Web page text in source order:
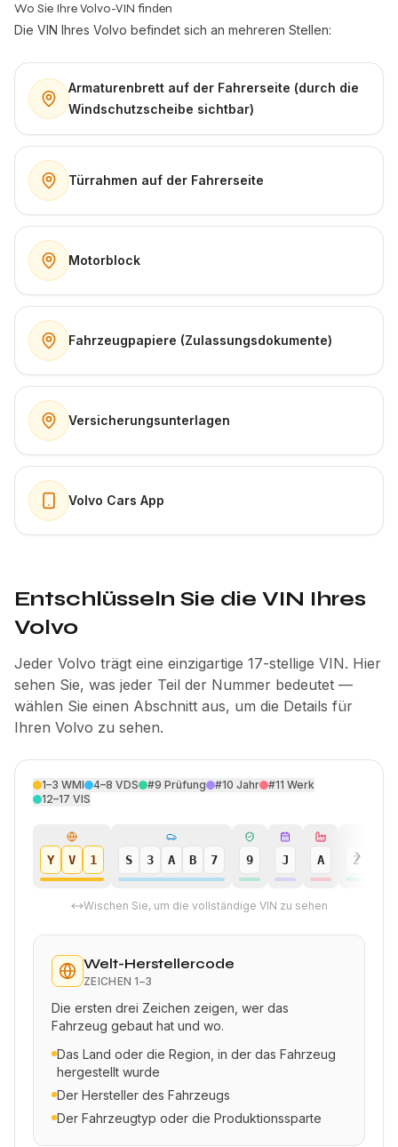
Wo Sie Ihre Volvo-VIN finden
Die VIN Ihres Volvo befindet sich an mehreren Stellen:
Armaturenbrett auf der Fahrerseite (durch die
Windschutzscheibe sichtbar)
Türrahmen auf der Fahrerseite
Motorblock
Fahrzeugpapiere (Zulassungsdokumente)
Versicherungsunterlagen
Volvo Cars App
Entschlüsseln Sie die VIN Ihres
Volvo
Jeder Volvo trägt eine einzigartige 17-stellige VIN. Hier
sehen Sie, was jeder Teil der Nummer bedeutet —
wählen Sie einen Abschnitt aus, um die Details für
Ihren Volvo zu sehen.
1–3 WMI 4–8 VDS #9 Prüfung #10 Jahr #11 Werk
12–17 VIS
Y V 1 S 3 A B 7 9 J A 2
Wischen Sie, um die vollständige VIN zu sehen
Welt-Herstellercode
ZEICHEN 1–3
Die ersten drei Zeichen zeigen, wer das
Fahrzeug gebaut hat und wo.
Das Land oder die Region, in der das Fahrzeug
hergestellt wurde
Der Hersteller des Fahrzeugs
Der Fahrzeugtyp oder die Produktionssparte